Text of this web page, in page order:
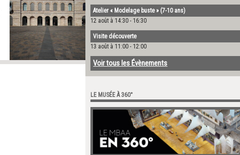
Atelier « Modelage buste » (7-10 ans)
12 août à 14:30 - 16:30
Visite découverte
13 août à 11:00 - 12:00
Voir tous les Évènements
LE MUSÉE À 360°